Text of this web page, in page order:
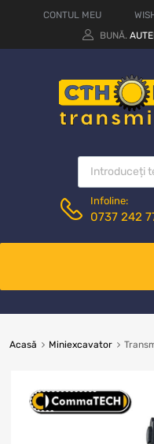
CONTUL MEU
BUNĂ.
Infoline:
0737 242
Acasă Miniexcavator